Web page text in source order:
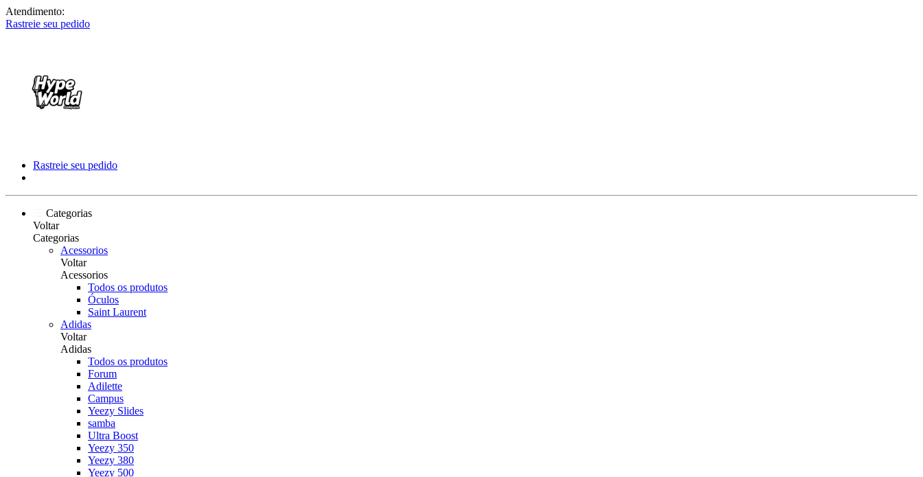
Atendimento:
Rastreie seu pedido
Rastreie seu pedido
Categorias
Voltar
Categorias
Acessorios
Voltar
Acessorios
Todos os produtos
Óculos
Saint Laurent
Adidas
Voltar
Adidas
Todos os produtos
Forum
Adilette
Campus
Yeezy Slides
samba
Ultra Boost
Yeezy 350
Yeezy 380
Yeezy 500